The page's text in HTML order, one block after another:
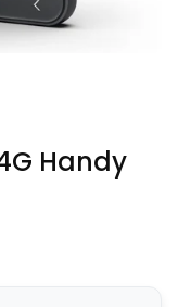
Handy